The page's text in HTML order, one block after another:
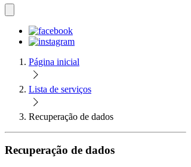
Página inicial
Lista de serviços
Recuperação de dados
Recuperação de dados